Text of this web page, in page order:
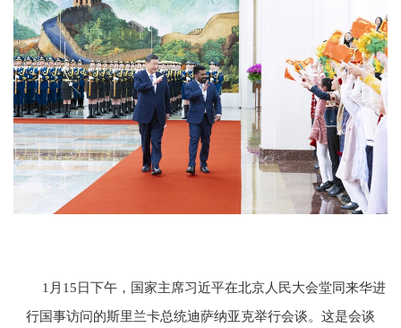
1月15日下午，国家主席习近平在北京人民大会堂同来华进
行国事访问的斯里兰卡总统迪萨纳亚克举行会谈。这是会谈